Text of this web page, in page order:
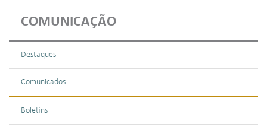
COMUNICAÇÃO
Destaques
Comunicados
Boletins